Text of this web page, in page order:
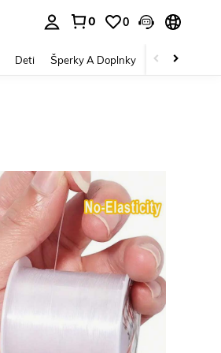
0 0
Deti Šperky A Doplnky Krása a